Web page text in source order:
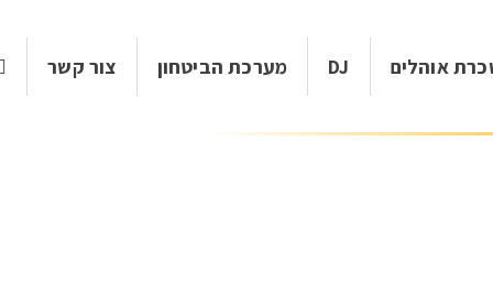
אוהלים DJ מערכת הביטחון צור קשר